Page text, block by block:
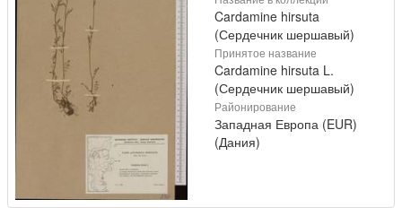
Cardamine hirsuta
(Сердечник шершавый)
Принятое название
Cardamine hirsuta L.
(Сердечник шершавый)
Районирование
Западная Европа (EUR)
(Дания)